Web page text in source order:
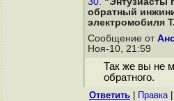
обратный
электромобиля
Сообщение от
Ноя-10, 21:59
Так же вы не
обратного.
Ответить Правка|